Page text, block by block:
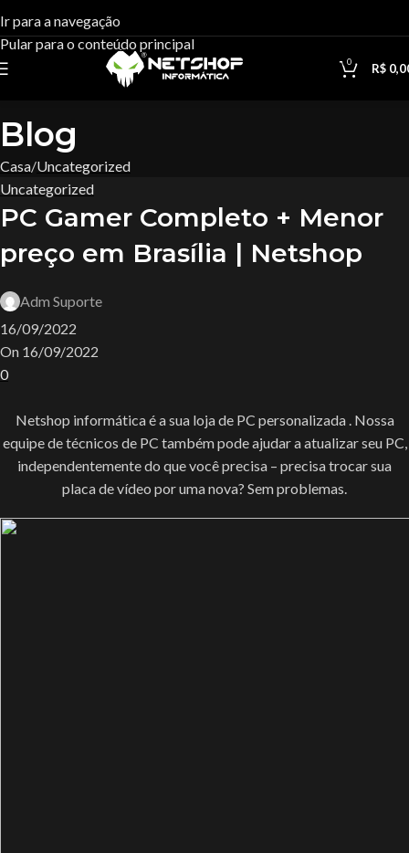
Ir para a navegação
Pular para o conteúdo principal
0 R$
Blog
Casa Uncategorized
Uncategorized
PC Gamer Completo + Menor
preço em Brasília | Netshop
Adm Suporte
16/09/2022
On 16/09/2022
0
Netshop informática é a sua loja de PC personalizada . Nossa
equipe de técnicos de PC também pode ajudar a atualizar seu PC,
independentemente do que você precisa – precisa trocar sua
placa de vídeo por uma nova? Sem problemas.